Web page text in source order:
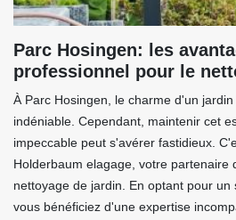
Parc Hosingen: les
professionnel pour le
À Parc Hosingen, le charme d'un
indéniable. Cependant, maintenir cet
impeccable peut s'avérer fastidieux.
Holderbaum elagage, votre partenaire
nettoyage de jardin. En optant pour un
vous bénéficiez d'une expertise